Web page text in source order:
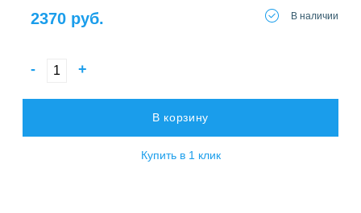
2370 руб. В наличии
- +
В корзину
Купить в 1 клик